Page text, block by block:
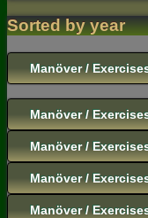
Sorted by year
Manöver /
Manöver /
Manöver /
Manöver /
Manöver /